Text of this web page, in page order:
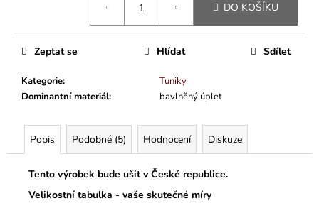
DO KOŠÍKU
Kategorie:
Tuniky
Dominantní materiál: bavlněný úplet
Zeptat se Hlídat Sdílet
Popis Podobné (5) Hodnocení Diskuze
Tento výrobek bude ušit v České republice.
Velikostní tabulka - vaše skutečné míry